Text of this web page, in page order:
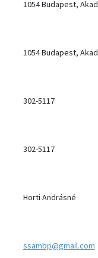
1054 Budapest,
1054 Budapest,
302-5117
302-5117
Horti Andrásné
ssambp@gmail.com